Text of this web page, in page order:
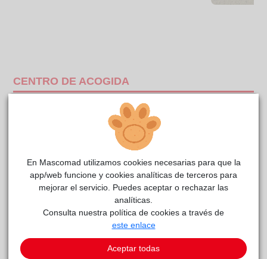
CENTRO DE ACOGIDA
En Mascomad utilizamos cookies necesarias para que la
app/web funcione y cookies analíticas de terceros para
mejorar el servicio. Puedes aceptar o rechazar las
analíticas.
Consulta nuestra política de cookies a través de
este enlace
Aceptar todas